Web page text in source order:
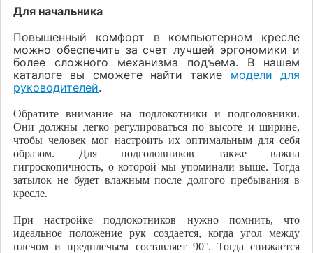
Для начальника
Повышенный комфорт в компьютерном кресле
можно обеспечить за счет лучшей эргономики и
более сложного механизма подъема. В нашем
каталоге вы сможете найти такие модели для
руководителей.
Обратите внимание на подлокотники и подголовники.
Они должны легко регулироваться по высоте и ширине,
чтобы человек мог настроить их оптимальным для себя
образом. Для подголовников также важна
гигроскопичность, о которой мы упоминали выше. Тогда
затылок не будет влажным после долгого пребывания в
кресле.
При настройке подлокотников нужно помнить, что
идеальное положение рук создается, когда угол между
плечом и предплечьем составляет 90°. Тогда снижается